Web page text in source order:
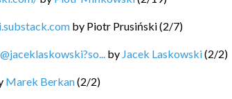
by Piotr Prusiński(2/7)
by Jacek Laskowski(2/2)
Marek Berkan(2/2)